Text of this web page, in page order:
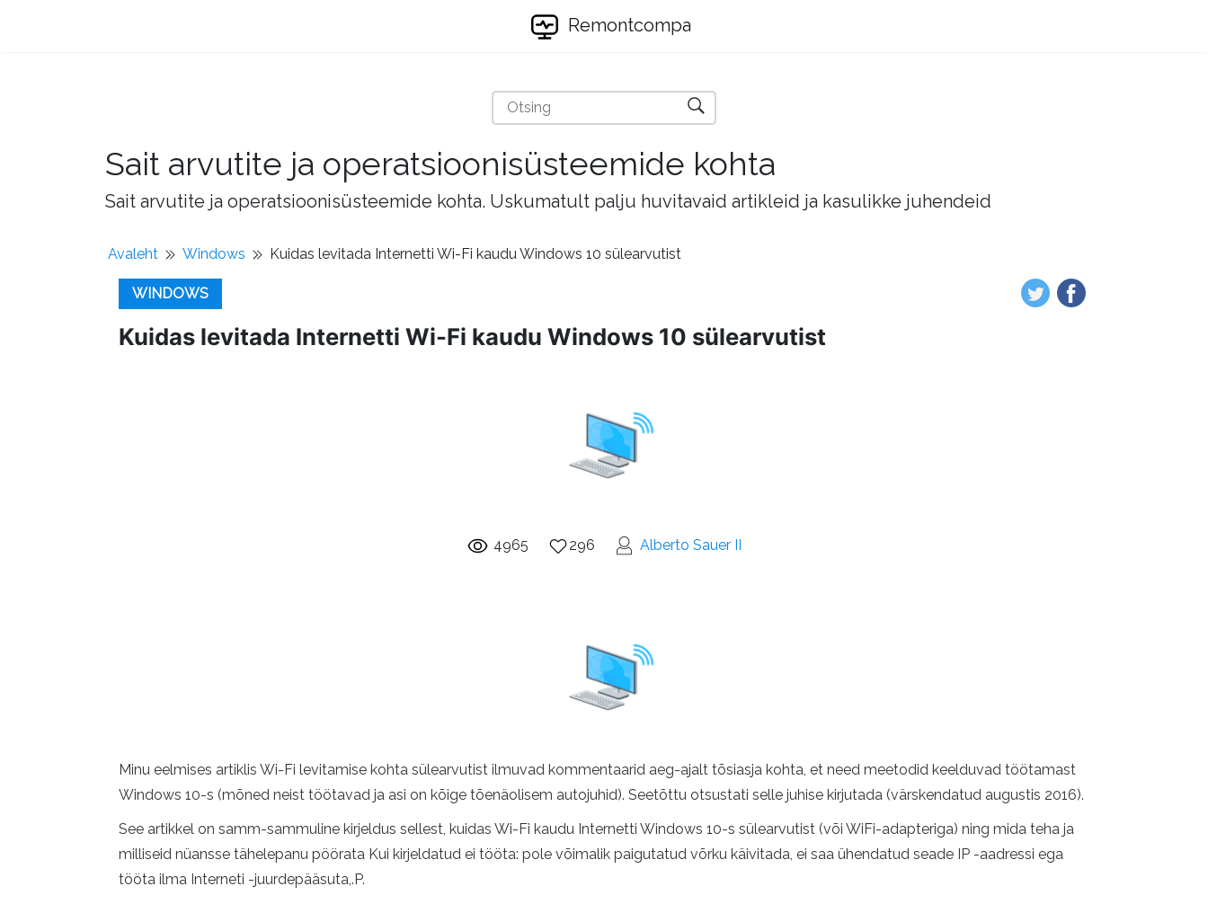
Remontcompa
Sait arvutite ja operatsioonisüsteemide kohta
Sait arvutite ja operatsioonisüsteemide kohta. Uskumatult palju huvitavaid artikleid ja kasulikke juhendeid
Avaleht Windows Kuidas levitada Internetti Wi-Fi kaudu Windows 10 sülearvutist
WINDOWS
Kuidas levitada Internetti Wi-Fi kaudu Windows 10 sülearvutist
4965 296 Alberto Sauer II
Minu eelmises artiklis Wi-Fi levitamise kohta sülearvutist ilmuvad kommentaarid aeg-ajalt tõsiasja kohta, et need meetodid keelduvad töötamast
Windows 10-s (mõned neist töötavad ja asi on kõige tõenäolisem autojuhid). Seetõttu otsustati selle juhise kirjutada (värskendatud augustis 2016).
See artikkel on samm-sammuline kirjeldus sellest, kuidas Wi-Fi kaudu Internetti Windows 10-s sülearvutist (või WiFi-adapteriga) ning mida teha ja
milliseid nüansse tähelepanu pöörata Kui kirjeldatud ei tööta: pole võimalik paigutatud võrku käivitada, ei saa ühendatud seade IP -aadressi ega
tööta ilma Interneti -juurdepääsuta,.P.